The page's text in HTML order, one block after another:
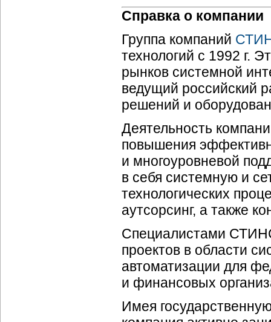
Справка о компании
Группа компаний
технологий с 1992 г.
рынков системной
ведущий российский
решений и
Деятельность
повышения
и многоуровневой
в себя системную и
технологических
аутсорсинг, а также
Специалистами
проектов в области
автоматизации для
и финансовых
Имея